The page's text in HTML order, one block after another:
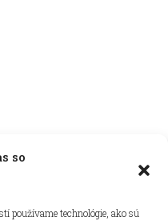
so
používame technológie, ako sú